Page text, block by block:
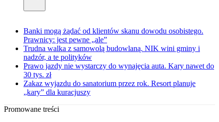
Banki mogą żądać od klientów skanu dowodu osobistego.
Prawnicy: jest pewne „ale”
Trudna walka z samowolą budowlaną. NIK wini gminy i
nadzór, a te polityków
Prawo jazdy nie wystarczy do wynajęcia auta. Kary nawet do
30 tys. zł
Zakaz wyjazdu do sanatorium przez rok. Resort planuje
„kary” dla kuracjuszy
Promowane treści